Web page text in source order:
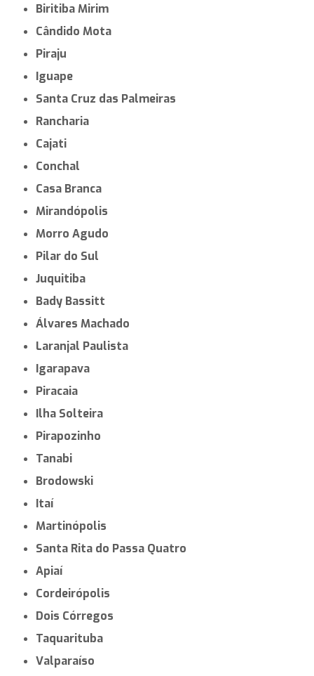
Biritiba Mirim
Cândido Mota
Piraju
Iguape
Santa Cruz das Palmeiras
Rancharia
Cajati
Conchal
Casa Branca
Mirandópolis
Morro Agudo
Pilar do Sul
Juquitiba
Bady Bassitt
Álvares Machado
Laranjal Paulista
Igarapava
Piracaia
Ilha Solteira
Pirapozinho
Tanabi
Brodowski
Itaí
Martinópolis
Santa Rita do Passa Quatro
Apiaí
Cordeirópolis
Dois Córregos
Taquarituba
Valparaíso